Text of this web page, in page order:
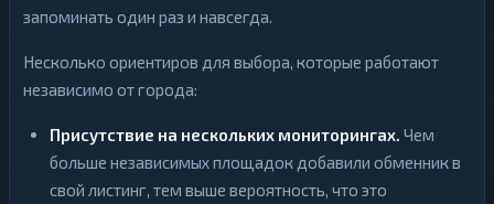
запоминать один раз и навсегда.
Несколько ориентиров для выбора, которые работают
независимо от города:
Присутствие на нескольких мониторингах. Чем
больше независимых площадок добавили обменник в
свой листинг, тем выше вероятность, что это